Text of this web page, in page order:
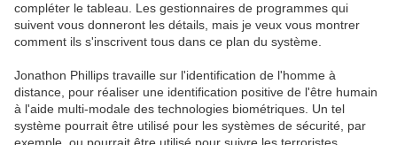
compléter le tableau. Les gestionnaires de programmes qui
suivent vous donneront les détails, mais je veux vous montrer
comment ils s'inscrivent tous dans ce plan du système.
Jonathon Phillips travaille sur l'identification de l'homme à
distance, pour réaliser une identification positive de l'être humain
à l'aide multi-modale des technologies biométriques. Un tel
système pourrait être utilisé pour les systèmes de sécurité, par